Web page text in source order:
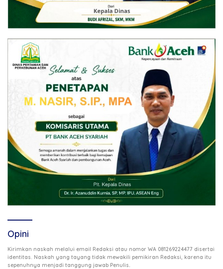
Opini
Kirimkan naskah melalui email Redaksi atau nomor WA 081269224477 disertai
identitas. Naskah yang tayang tidak mewakili pemikiran Redaksi, karena itu
sepenuhnya menjadi tanggung jawab Penulis